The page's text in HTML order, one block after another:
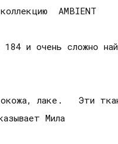
AMBIENT
и очень сложно
лаке. Эти
Мила